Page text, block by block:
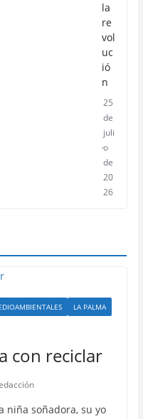
la
re
vol
uc
ió
n
25
de
juli
o
de
20
26
LA PALMA
con reciclar
niña soñadora, su yo